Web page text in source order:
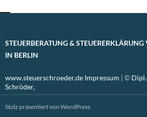
STEUERBERATUNG & STEUERERKLÄRUNG
IN BERLIN
www.steuerschroeder.de Impressum | ©
Schröder,
Stolz präsentiert von WordPress